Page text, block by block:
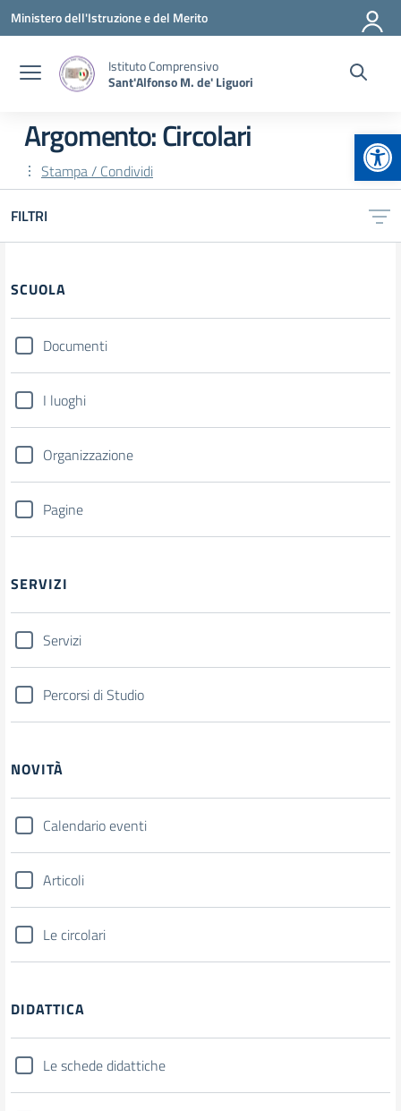
Vai ai contenuti
Vai al menu di navigazione
Vai al footer
Ministero dell'Istruzione e del Merito
Istituto Comprensivo
Sant'Alfonso M. de' Liguori
Argomento: Circolari
Stampa / Condividi
FILTRI
Filtri
SCUOLA
Documenti
I luoghi
Organizzazione
Pagine
SERVIZI
Servizi
Percorsi di Studio
NOVITÀ
Calendario eventi
Articoli
Le circolari
DIDATTICA
Le schede didattiche